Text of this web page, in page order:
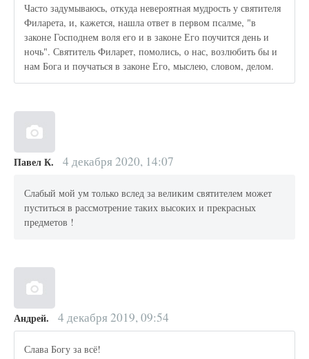
Часто задумываюсь, откуда невероятная мудрость у святителя
Филарета, и, кажется, нашла ответ в первом псалме, "в
законе Господнем воля его и в законе Его поучится день и
ночь". Святитель Филарет, помолись, о нас, возлюбить бы и
нам Бога и поучаться в законе Его, мыслею, словом, делом.
Павел К. 4 декабря 2020, 14:07
Слабый мой ум только вслед за великим святителем может
пуститься в рассмотрение таких высоких и прекрасных
предметов !
Андрей. 4 декабря 2019, 09:54
Слава Богу за всё!